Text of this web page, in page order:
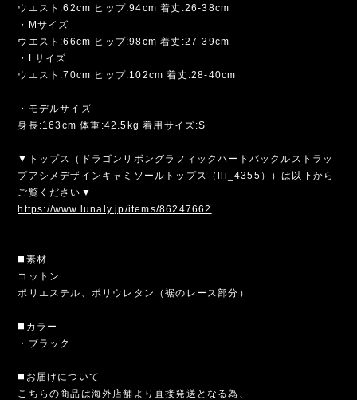
ウエスト:62cm ヒップ:94cm 着丈:26-38cm
・Mサイズ
ウエスト:66cm ヒップ:98cm 着丈:27-39cm
・Lサイズ
ウエスト:70cm ヒップ:102cm 着丈:28-40cm
・モデルサイズ
身長:163cm 体重:42.5kg 着用サイズ:S
▼トップス（ドラゴンリボングラフィックハートバックルストラッ
プアシメデザインキャミソールトップス（lli_4355））は以下から
ご覧ください▼
https://www.lunaly.jp/items/86247662
◼️素材
コットン
ポリエステル、ポリウレタン（裾のレース部分）
◼️カラー
・ブラック
◼️お届けについて
こちらの商品は海外店舗より直接発送となる為、